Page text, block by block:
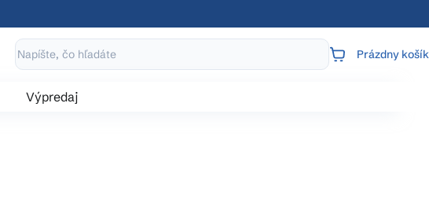
NÁKUPNÝ
Prázdny košík
Výpredaj